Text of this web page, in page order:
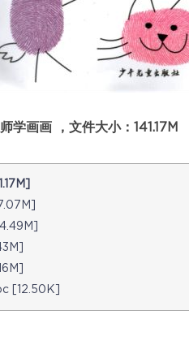
学画画 ，文件大小：141.17M
[12.50K]